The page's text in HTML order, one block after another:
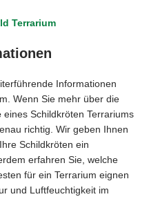
Terrarium
Informationen
Wenn Sie mehr über die
eines Schildkröten Terrariums
richtig. Wir geben Ihnen
Schildkröten ein
erfahren Sie, welche
für ein Terrarium eignen
und Luftfeuchtigkeit im